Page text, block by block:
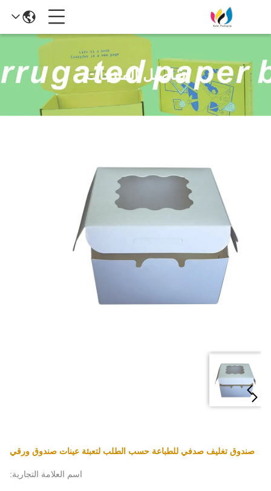
تفاصيل المنتجات
صندوق تغليف صدفي للطباعة حسب الطلب لتعبئة عينات صندوق ورقي
اسم العلامة التجارية: